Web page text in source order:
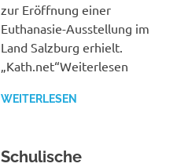
zur Eröffnung einer
Euthanasie-Ausstellung im
Land Salzburg erhielt.
„Kath.net“Weiterlesen
WEITERLESEN
Schulische